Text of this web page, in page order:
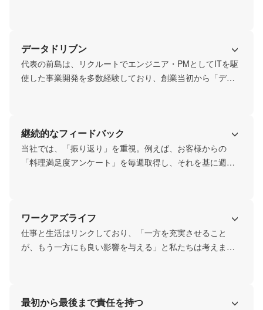
す」というミッションに心から共感し、ユーザー目線で熱
量高くプロダクト改善に臨むことができます。
データドリブン
代表の前島は、リクルートでエンジニア・PMとしてITを駆
使した事業開発を多数経験しており、創業当初から「デー
「Tsuklio」の早期PMF・急躍進に繋がりました。
現在も「データ」は当社の経営の根幹となる重要ファクタ
継続的なフィードバック
当社では、「振り返り」を重視。例えば、お客様からの
「料理満足度アンケート」を毎週取得し、それを基に週次
に改善サイクルを回しています。さらに、部門長と各メン
バーとの1on1を毎週実施。上司には「1on1フォーマット」
「フィードバックの心得」を共有しているので、担当者の
ワークアズライフ
仕事と生活はリンクしており、「一方を充実させること
が、もう一方にも良い影響を与える」と私たちは考えま
さらに、社内での人との繋がりは仕事のしやすさにも繋が
最初から最後まで責任を持つ